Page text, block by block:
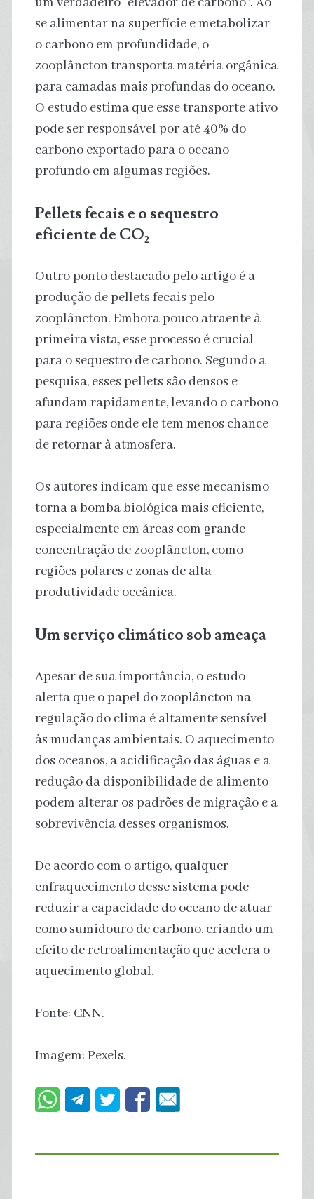
se alimentar na superfície e metabolizar
o carbono em profundidade, o
zooplâncton transporta matéria orgânica
para camadas mais profundas do oceano.
O estudo estima que esse transporte ativo
pode ser responsável por até 40% do
carbono exportado para o oceano
profundo em algumas regiões.
Pellets fecais e o sequestro
eficiente de CO₂
Outro ponto destacado pelo artigo é a
produção de pellets fecais pelo
zooplâncton. Embora pouco atraente à
primeira vista, esse processo é crucial
para o sequestro de carbono. Segundo a
pesquisa, esses pellets são densos e
afundam rapidamente, levando o carbono
para regiões onde ele tem menos chance
de retornar à atmosfera.
Os autores indicam que esse mecanismo
torna a bomba biológica mais eficiente,
especialmente em áreas com grande
concentração de zooplâncton, como
regiões polares e zonas de alta
produtividade oceânica.
Um serviço climático sob ameaça
Apesar de sua importância, o estudo
alerta que o papel do zooplâncton na
regulação do clima é altamente sensível
às mudanças ambientais. O aquecimento
dos oceanos, a acidificação das águas e a
redução da disponibilidade de alimento
podem alterar os padrões de migração e a
sobrevivência desses organismos.
De acordo com o artigo, qualquer
enfraquecimento desse sistema pode
reduzir a capacidade do oceano de atuar
como sumidouro de carbono, criando um
efeito de retroalimentação que acelera o
aquecimento global.
Fonte: CNN.
Imagem: Pexels.